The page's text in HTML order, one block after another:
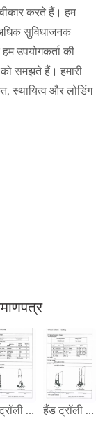
करते हैं। हम
सुविधाजनक
उपयोगकर्ता की
समझते हैं। हमारी
स्थायित्व और लोडिंग
हैंड ट्रॉली क्षमता 90 KG GS परीक्षण रिपोर्ट हैंड ट्रॉली क्षमता 120 KG GS परीक्षण रिपोर्ट